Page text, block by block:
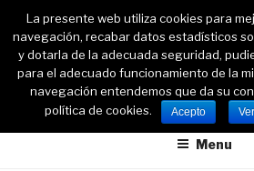
to
content
TOUCHE LE
CREMA
ANTI-WRINKLE AND ANTI-SAGGING
THE SKIN’S NATURAL BEAUTY
Menu
La presente web utiliza cookies para
navegación, recabar datos estadísticos
y dotarla de la adecuada seguridad,
para el adecuado funcionamiento de la
navegación entendemos que da su
política de cookies.
Acepto